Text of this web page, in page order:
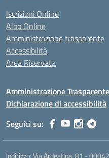
Iscrizioni Online
Albo Online
Amministrazione trasparente
Accessibilità
Area Riservata
Amministrazione Trasparente
Dichiarazione di accessibilità
Seguici su:
Indirizzo:Via Ardeatina, 81 -